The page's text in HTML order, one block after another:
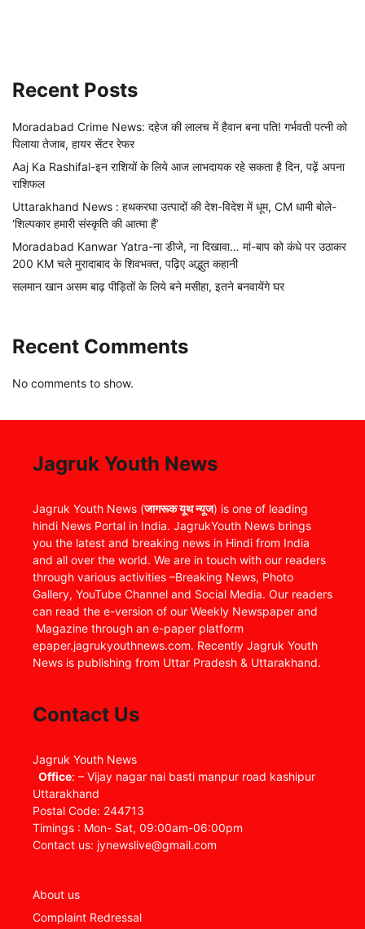
Recent Posts
Moradabad Crime News: दहेज की लालच में हैवान बना पति! गर्भवती पत्नी को
पिलाया तेजाब, हायर सेंटर रेफर
Aaj Ka Rashifal-इन राशियों के लिये आज लाभदायक रहे सकता है दिन, पढ़ें अपना
राशिफल
Uttarakhand News : हथकरघा उत्पादों की देश-विदेश में धूम, CM धामी बोले-
‘शिल्पकार हमारी संस्कृति की आत्मा हैं’
Moradabad Kanwar Yatra-ना डीजे, ना दिखावा… मां-बाप को कंधे पर उठाकर
200 KM चले मुरादाबाद के शिवभक्त, पढ़िए अद्भुत कहानी
सलमान खान असम बाढ़ पीड़ितों के लिये बने मसीहा, इतने बनवायेंगे घर
Recent Comments
No comments to show.
Jagruk Youth News
Jagruk Youth News (जागरूक यूथ न्यूज) is one of leading
hindi News Portal in India. JagrukYouth News brings
you the latest and breaking news in Hindi from India
and all over the world. We are in touch with our readers
through various activities –Breaking News, Photo
Gallery, YouTube Channel and Social Media. Our readers
can read the e-version of our Weekly Newspaper and
Magazine through an e-paper platform
epaper.jagrukyouthnews.com. Recently Jagruk Youth
News is publishing from Uttar Pradesh & Uttarakhand.
Contact Us
Jagruk Youth News
Office: – Vijay nagar nai basti manpur road kashipur
Uttarakhand
Postal Code: 244713
Timings : Mon- Sat, 09:00am-06:00pm
Contact us: jynewslive@gmail.com
About us
Complaint Redressal